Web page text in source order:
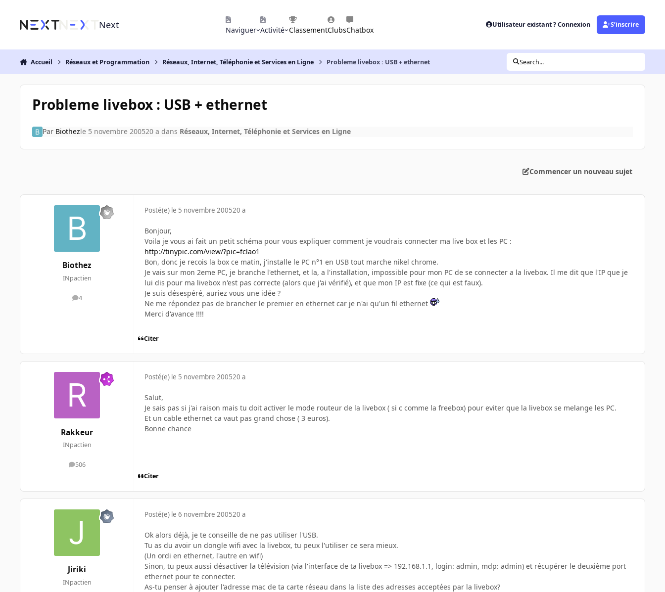
Next Naviguer Activité ClassementClubsChatbox
Utilisateur existant ? Connexion S’inscrire
Accueil Réseaux et Programmation Réseaux, Internet, Téléphonie et Services en Ligne Probleme livebox : USB + ethernet Search...
Probleme livebox : USB + ethernet
Par Biothezle 5 novembre 200520 a dans Réseaux, Internet, Téléphonie et Services en Ligne
Commencer un nouveau sujet
Biothez
INpactien
4
messages
Posté(e) le 5 novembre 200520 a
Bonjour,
Voila je vous ai fait un petit schéma pour vous expliquer comment je voudrais connecter ma live box et les PC :
http://tinypic.com/view/?pic=fclao1
Bon, donc je recois la box ce matin, j'installe le PC n°1 en USB tout marche nikel chrome.
Je vais sur mon 2eme PC, je branche l'ethernet, et la, a l'installation, impossible pour mon PC de se connecter a la livebox. Il me dit que l'IP que je
lui dis pour ma livebox n'est pas correcte (alors que j'ai vérifié), et que mon IP est fixe (ce qui est faux).
Je suis désespéré, auriez vous une idée ?
Ne me répondez pas de brancher le premier en ethernet car je n'ai qu'un fil ethernet
Merci d'avance !!!!
Citer
Rakkeur
INpactien
506
messages
Posté(e) le 5 novembre 200520 a
Salut,
Je sais pas si j'ai raison mais tu doit activer le mode routeur de la livebox ( si c comme la freebox) pour eviter que la livebox se melange les PC.
Et un cable ethernet ca vaut pas grand chose ( 3 euros).
Bonne chance
Citer
Jiriki
INpactien
Posté(e) le 6 novembre 200520 a
Ok alors déjà, je te conseille de ne pas utiliser l'USB.
Tu as du avoir un dongle wifi avec la livebox, tu peux l'utiliser ce sera mieux.
(Un ordi en ethernet, l'autre en wifi)
Sinon, tu peux aussi désactiver la télévision (via l'interface de ta livebox => 192.168.1.1, login: admin, mdp: admin) et récupérer le deuxième port
ethernet pour te connecter.
As-tu penser à ajouter l'adresse mac de ta carte réseau dans la liste des adresses acceptées par la livebox?